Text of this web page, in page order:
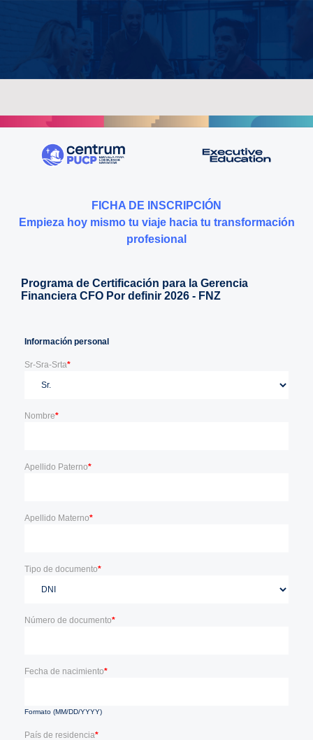
FICHA DE INSCRIPCIÓN
Empieza hoy mismo tu viaje hacia tu transformación
profesional
Programa de Certificación para la Gerencia
Financiera CFO Por definir 2026 - FNZ
Información personal
Sr-Sra-Srta*
Nombre*
Apellido Paterno*
Apellido Materno*
Tipo de documento*
Número de documento*
Fecha de nacimiento*
Formato (MM/DD/YYYY)
País de residencia*